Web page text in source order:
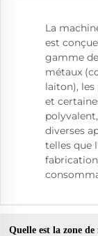
La
est
gamme
métaux
laiton), les
et
diverses
telles que
Quelle est la zone